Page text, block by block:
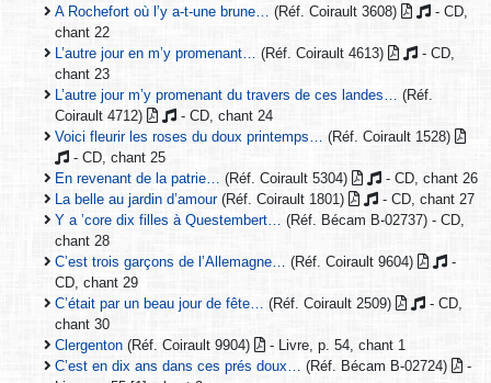
A Rochefort où l’y a-t-une brune…
(Réf. Coirault 3608)
- CD,
chant 22
L’autre jour en m’y promenant…
(Réf. Coirault 4613)
- CD,
chant 23
L’autre jour m’y promenant du travers de ces landes…
(Réf.
Coirault 4712)
- CD, chant 24
Voici fleurir les roses du doux printemps…
(Réf. Coirault 1528)
- CD, chant 25
En revenant de la patrie…
(Réf. Coirault 5304)
- CD, chant 26
La belle au jardin d’amour(Réf. Coirault 1801)
- CD, chant 27
Y a ’core dix filles à Questembert…
(Réf. Bécam B-02737) - CD,
chant 28
C’est trois garçons de l’Allemagne…
(Réf. Coirault 9604)
-
CD, chant 29
C’était par un beau jour de fête…
(Réf. Coirault 2509)
- CD,
chant 30
Clergenton (Réf. Coirault 9904)
- Livre, p. 54, chant 1
C’est en dix ans dans ces prés doux…
(Réf. Bécam B-02724)
-